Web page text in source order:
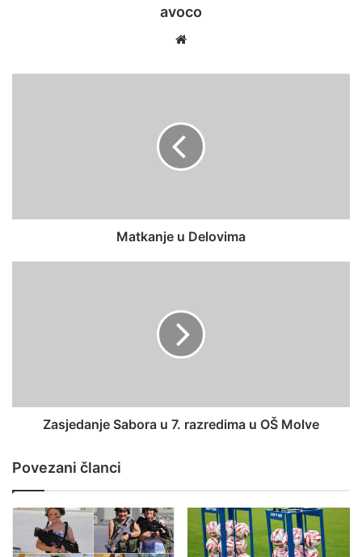
avoco
te
Matkanje u Delovima
Zasjedanje Sabora u 7. razredima u OŠ Molve
Povezani članci